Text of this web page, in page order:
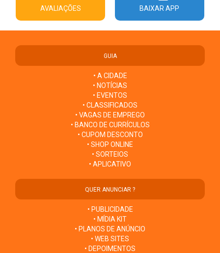
AVALIAÇÕES BAIXAR APP
GUIA
• A CIDADE
• NOTÍCIAS
• EVENTOS
• CLASSIFICADOS
• VAGAS DE EMPREGO
• BANCO DE CURRÍCULOS
• CUPOM DESCONTO
• SHOP ONLINE
• SORTEIOS
• APLICATIVO
QUER ANUNCIAR ?
• PUBLICIDADE
• MÍDIA KIT
• PLANOS DE ANÚNCIO
• WEB SITES
• DEPOIMENTOS